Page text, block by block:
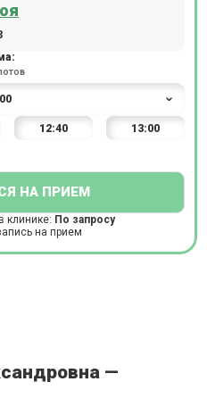
12:40 13:00
НА ПРИЕМ
клинике: По запросу
на прием
—